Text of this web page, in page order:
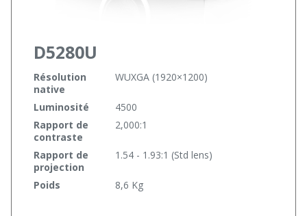
D5280U
Résolution
native
WUXGA (1920×1200)
Luminosité
4500
Rapport de
contraste
2,000:1
Rapport de
projection
1.54 - 1.93:1 (Std lens)
Poids 8,6 Kg